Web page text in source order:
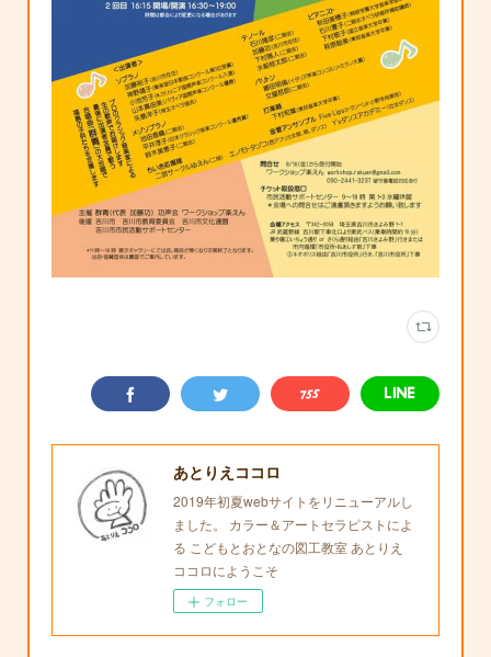
あとりえココロ
2019年初夏webサイトをリニューアルし
ました。 カラー＆アートセラピストによ
る こどもとおとなの図工教室 あとりえ
ココロにようこそ
フォロー